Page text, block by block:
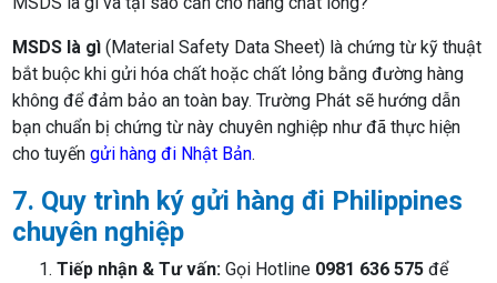
MSDS là gì (Material Safety Data Sheet) là chứng từ kỹ thuật
bắt buộc khi gửi hóa chất hoặc chất lỏng bằng đường hàng
không để đảm bảo an toàn bay. Trường Phát sẽ hướng dẫn
bạn chuẩn bị chứng từ này chuyên nghiệp như đã thực hiện
cho tuyếngửi hàng đi Nhật Bản.
7. Quy trình ký gửi hàng đi Philippines
chuyên nghiệp
Tiếp nhận & Tư vấn: Gọi Hotline 0981 636 575 để